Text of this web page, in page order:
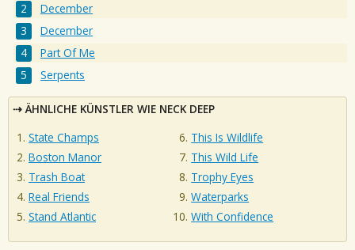
December
December
Part Of Me
Serpents
ÄHNLICHE KÜNSTLER WIE NECK DEEP
State Champs
Boston Manor
Trash Boat
Real Friends
Stand Atlantic
This Is Wildlife
This Wild Life
Trophy Eyes
Waterparks
With Confidence